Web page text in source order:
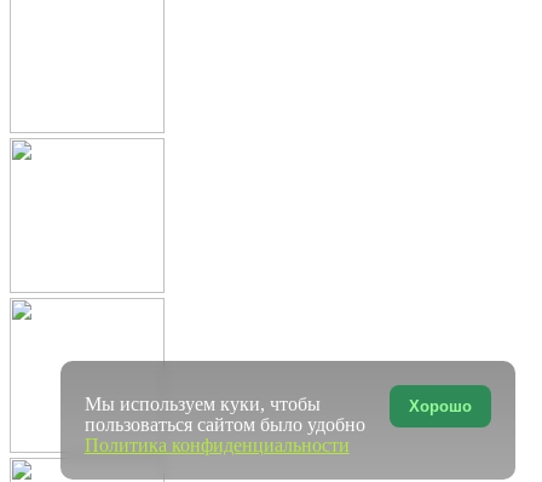
Хорошо
Мы используем куки, чтобы
пользоваться сайтом было удобно
Политика конфиденциальности